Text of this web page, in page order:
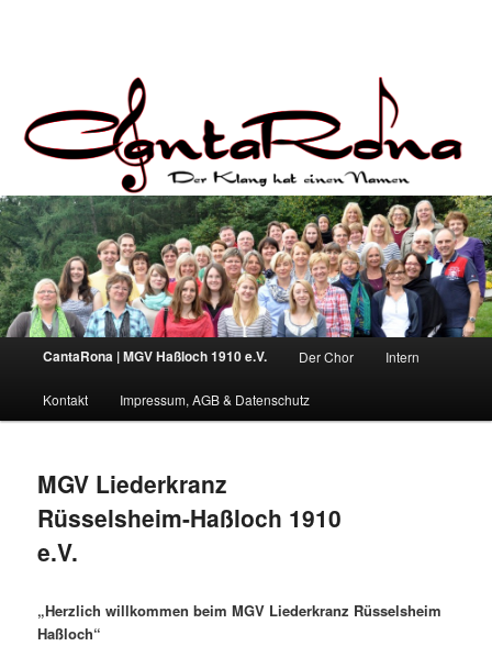
Hauptmenü
Zum primären Inhalt springen
Zum sekundären Inhalt springen
CantaRona | MGV Haßloch 1910 e.V. Der Chor Intern
Kontakt Impressum, AGB & Datenschutz
MGV Liederkranz
Rüsselsheim-Haßloch 1910
e.V.
„Herzlich willkommen beim MGV Liederkranz Rüsselsheim
Haßloch“